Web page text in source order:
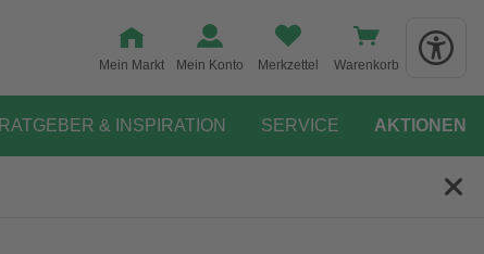
Mein Markt Mein Konto Merkzettel Warenkorb
RATGEBER & INSPIRATION SERVICE AKTIONEN